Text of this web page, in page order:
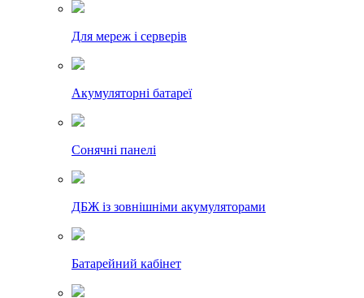
Для мереж і серверів
Акумуляторні батареї
Сонячні панелі
ДБЖ із зовнішніми акумуляторами
Батарейний кабінет